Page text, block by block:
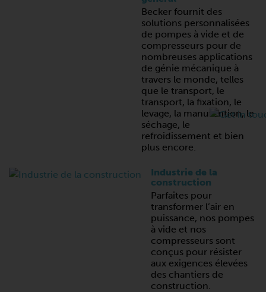
Becker fournit des
solutions personnalisées
de pompes à vide et de
compresseurs pour de
nombreuses applications
de génie mécanique à
travers le monde, telles
que le transport, le
transport, la fixation, le
levage, la manutention, le
séchage, le
refroidissement et bien
plus encore.
Industrie de la
construction
Parfaites pour
transformer l’air en
puissance, nos pompes
à vide et nos
compresseurs sont
conçus pour résister
aux exigences élevées
des chantiers de
construction.